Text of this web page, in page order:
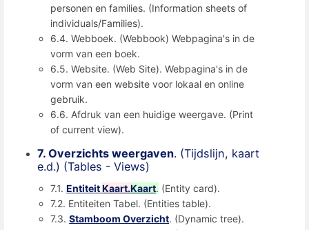
personen en families. (Information sheets of
individuals/Families).
6.4. Webboek. (Webbook) Webpagina's in de
vorm van een boek.
6.5. Website. (Web Site). Webpagina's in de
vorm van een website voor lokaal en online
gebruik.
6.6. Afdruk van een huidige weergave. (Print
of current view).
7. Overzichts weergaven. (Tijdslijn, kaart
e.d.) (Tables - Views)
7.1.EntiteitKaart.Kaart. (Entity card).
7.2. Entiteiten Tabel. (Entities table).
7.3.Stamboom Overzicht. (Dynamic tree).